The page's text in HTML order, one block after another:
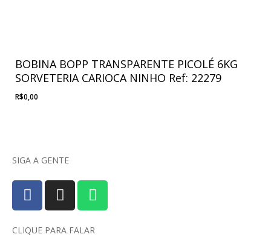
BOBINA BOPP TRANSPARENTE PICOLÉ 6KG
SORVETERIA CARIOCA NINHO Ref: 22279
R$0,00
SIGA A GENTE
CLIQUE PARA FALAR